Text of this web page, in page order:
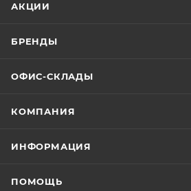
АКЦИИ
БРЕНДЫ
ОФИС-СКЛАДЫ
КОМПАНИЯ
ИНФОРМАЦИЯ
ПОМОЩЬ